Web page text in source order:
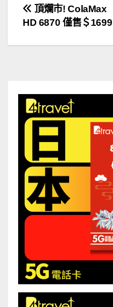
文頂爛市! ColaMax
HD 6870 僅售＄1699